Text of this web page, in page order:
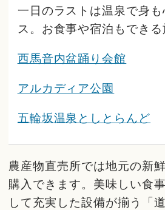
一日のラストは温泉で身
ス。お食事や宿泊もできる
西馬音内盆踊り会館
アルカディア公園
五輪坂温泉としとらんど
農産物直売所では地元の新
購入できます。美味しい食
して充実した設備が揃う「